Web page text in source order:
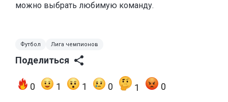
можно выбрать любимую команду.
Футбол Лига чемпионов
Поделиться
0 1 1 0 1 0